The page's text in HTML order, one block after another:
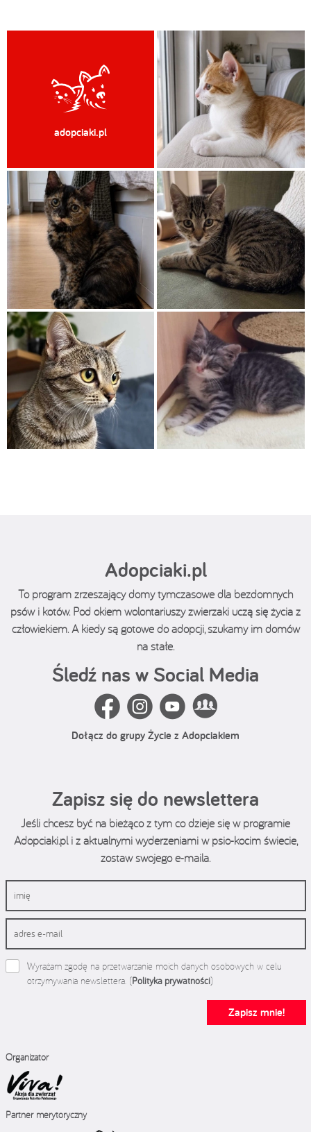
adopciaki.pl
Adopciaki.pl
To program zrzeszający domy tymczasowe dla bezdomnych
psów i kotów. Pod okiem wolontariuszy zwierzaki uczą się życia z
człowiekiem. A kiedy są gotowe do adopcji, szukamy im domów
na stałe.
Śledź nas w Social Media
Dołącz do grupy Życie z Adopciakiem
Zapisz się do newslettera
Jeśli chcesz być na bieżąco z tym co dzieje się w programie
Adopciaki.pl i z aktualnymi wyderzeniami w psio-kocim świecie,
zostaw swojego e-maila.
Wyrażam zgodę na przetwarzanie moich danych osobowych w celu
otrzymywania newslettera. (Polityka prywatności)
Zapisz mnie!
Organizator
Partner merytoryczny